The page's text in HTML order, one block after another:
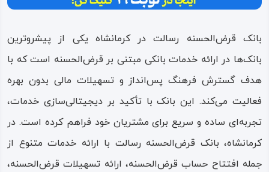
بانک قرض‌الحسنه رسالت در کرمانشاه یکی از پیشروترین
بانک‌ها در ارائه خدمات بانکی مبتنی بر قرض‌الحسنه است که با
هدف گسترش فرهنگ پس‌انداز و تسهیلات مالی بدون بهره
فعالیت می‌کند. این بانک با تأکید بر دیجیتالی‌سازی خدمات،
تجربه‌ای ساده و سریع برای مشتریان خود فراهم کرده است. در
کرمانشاه، بانک قرض‌الحسنه رسالت با ارائه خدمات متنوع از
جمله افتتاح حساب قرض‌الحسنه، ارائه تسهیلات قرض‌الحسنه،